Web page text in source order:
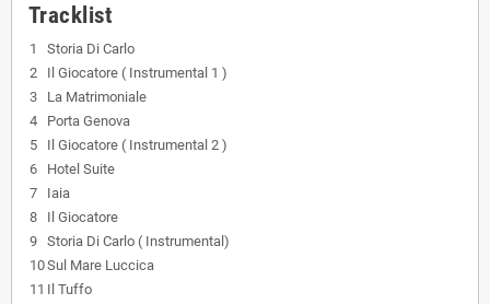
Tracklist
1
Storia Di Carlo
2
Il Giocatore ( Instrumental 1 )
3
La Matrimoniale
4
Porta Genova
5
Il Giocatore ( Instrumental 2 )
6
Hotel Suite
7
Iaia
8
Il Giocatore
9 Storia Di Carlo ( Instrumental)
10Sul Mare Luccica
11 Il Tuffo